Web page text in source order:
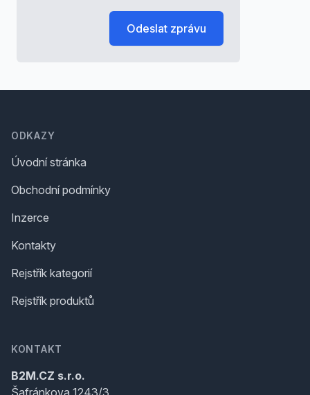
Odeslat zprávu
ODKAZY
Úvodní stránka
Obchodní podmínky
Inzerce
Kontakty
Rejstřík kategorií
Rejstřík produktů
KONTAKT
B2M.CZ s.r.o.
Šafránkova 1243/3